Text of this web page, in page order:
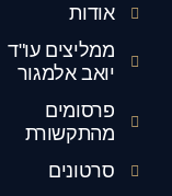
אודות
ממליצים עו"ד
יואב אלמגור
פרסומים
מהתקשורת
סרטונים